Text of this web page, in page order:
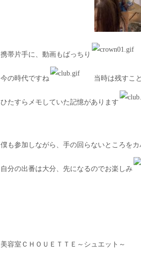
携帯片手に、動画もばっちり
今の時代ですね 当時は残すこと
ひたすらメモしていた記憶があります
僕も参加しながら、手の回らないところを
自分の出番は大分、先になるのでお楽しみ
美容室ＣＨＯＵＥＴＴＥ～シュエット～